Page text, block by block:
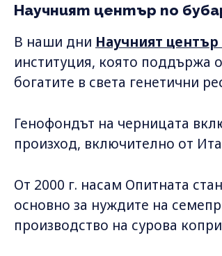
Научният център по
В наши дни Научният център
институция, която поддържа
богатите в света генетични
Генофондът на черницата
произход, включително от
От 2000 г. насам Опитната
основно за нуждите на
производство на сурова